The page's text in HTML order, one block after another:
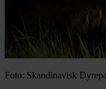
Foto: Skandinavisk